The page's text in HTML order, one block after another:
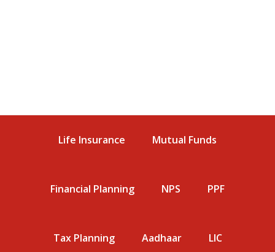
Life Insurance Mutual Funds
Financial Planning NPS PPF
Tax Planning Aadhaar LIC